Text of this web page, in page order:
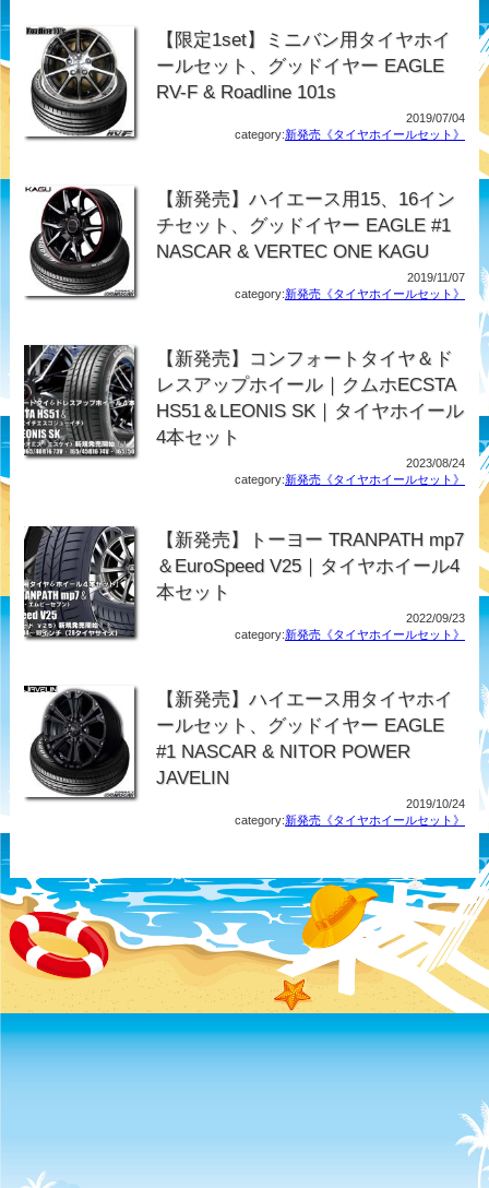
【限定1set】ミニバン用タイヤホイ
ールセット、グッドイヤー EAGLE
RV-F & Roadline 101s
2019/07/04
category:新発売《タイヤホイールセット》
【新発売】ハイエース用15、16イン
チセット、グッドイヤー EAGLE #1
NASCAR & VERTEC ONE KAGU
2019/11/07
category:新発売《タイヤホイールセット》
【新発売】コンフォートタイヤ＆ド
レスアップホイール｜クムホECSTA
HS51＆LEONIS SK｜タイヤホイール
4本セット
2023/08/24
category:新発売《タイヤホイールセット》
【新発売】トーヨー TRANPATH mp7
＆EuroSpeed V25｜タイヤホイール4
本セット
2022/09/23
category:新発売《タイヤホイールセット》
【新発売】ハイエース用タイヤホイ
ールセット、グッドイヤー EAGLE
#1 NASCAR & NITOR POWER
JAVELIN
2019/10/24
category:新発売《タイヤホイールセット》